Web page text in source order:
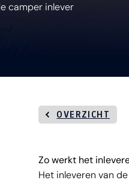
camper inlever
OVERZICHT
Zo werkt het
Het inleveren van